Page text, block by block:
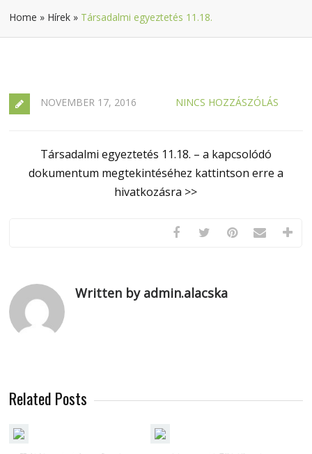
Home » Hírek » Társadalmi egyeztetés 11.18.
NOVEMBER 17, 2016 NINCS HOZZÁSZÓLÁS
Társadalmi egyeztetés 11.18. – a kapcsolódó
dokumentum megtekintéséhez kattintson erre a
hivatkozásra >>
Written by admin.alacska
Related Posts